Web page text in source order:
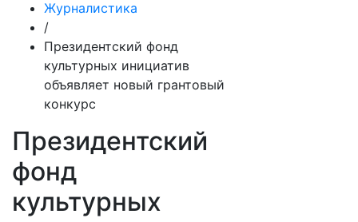
Журналистика
/
Президентский фонд
культурных инициатив
объявляет новый грантовый
конкурс
Президентский
фонд
культурных